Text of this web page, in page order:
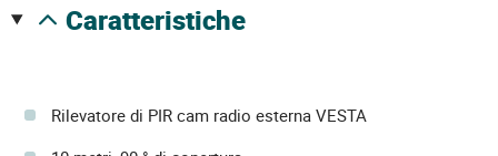
caratteristiche
Rilevatore di PIR cam radio esterna VESTA